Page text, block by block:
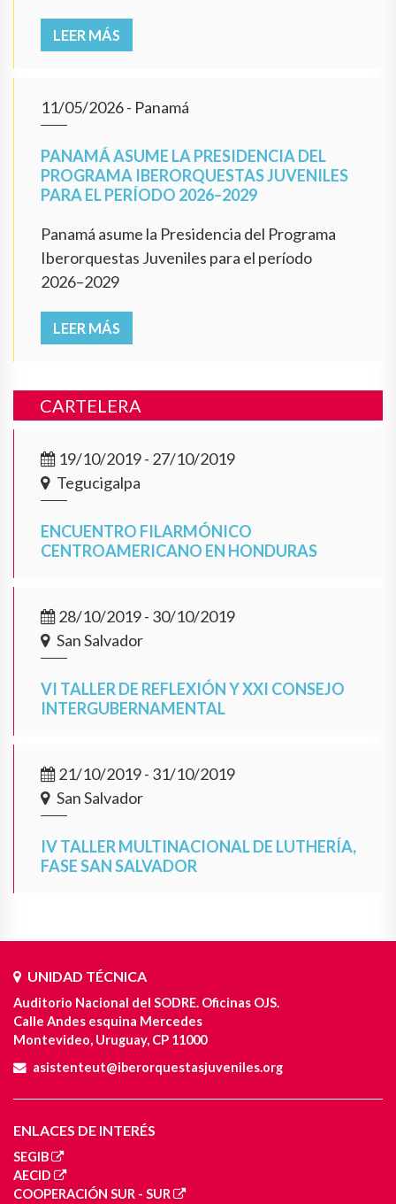
LEER MÁS
11/05/2026- Panamá
PANAMÁ ASUME LA PRESIDENCIA DEL
PROGRAMA IBERORQUESTAS JUVENILES
PARA EL PERÍODO 2026–2029
Panamá asume la Presidencia del Programa
Iberorquestas Juveniles para el período
2026–2029
LEER MÁS
CARTELERA
19/10/2019 - 27/10/2019
Tegucigalpa
ENCUENTRO FILARMÓNICO
CENTROAMERICANO EN HONDURAS
28/10/2019 - 30/10/2019
San Salvador
VI TALLER DE REFLEXIÓN Y XXI CONSEJO
INTERGUBERNAMENTAL
21/10/2019 - 31/10/2019
San Salvador
IV TALLER MULTINACIONAL DE LUTHERÍA,
FASE SAN SALVADOR
UNIDAD TÉCNICA
Auditorio Nacional del SODRE. Oficinas OJS.
Calle Andes esquina Mercedes
Montevideo, Uruguay, CP 11000
asistenteut@iberorquestasjuveniles.org
ENLACES DE INTERÉS
SEGIB
AECID
COOPERACIÓN SUR - SUR